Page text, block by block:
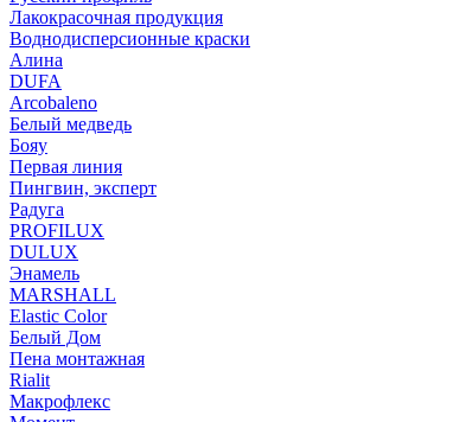
Лакокрасочная продукция
Воднодисперсионные краски
Алина
DUFA
Arcobaleno
Белый медведь
Бояу
Первая линия
Пингвин, эксперт
Радуга
PROFILUX
DULUX
Энамель
MARSHALL
Elastic Color
Белый Дом
Пена монтажная
Rialit
Макрофлекс